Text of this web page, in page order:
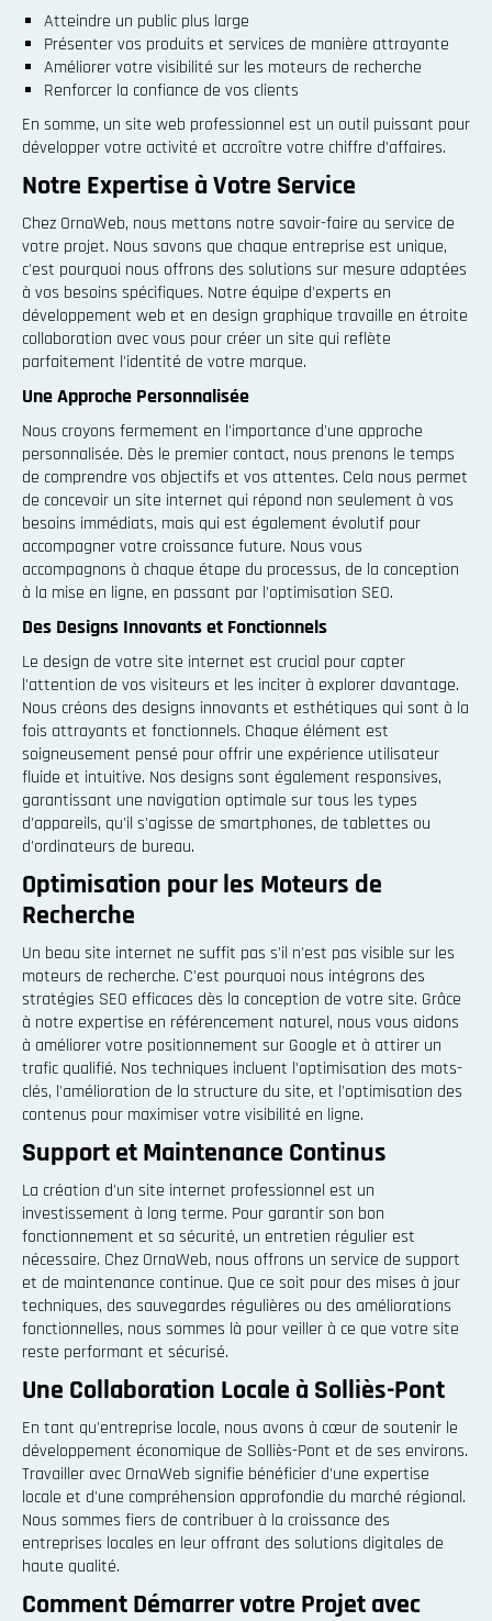
Atteindre un public plus large
Présenter vos produits et services de manière attrayante
Améliorer votre visibilité sur les moteurs de recherche
Renforcer la confiance de vos clients
En somme, un site web professionnel est un outil puissant pour
développer votre activité et accroître votre chiffre d'affaires.
Notre Expertise à Votre Service
Chez OrnaWeb, nous mettons notre savoir-faire au service de
votre projet. Nous savons que chaque entreprise est unique,
c'est pourquoi nous offrons des solutions sur mesure adaptées
à vos besoins spécifiques. Notre équipe d'experts en
développement web et en design graphique travaille en étroite
collaboration avec vous pour créer un site qui reflète
parfaitement l'identité de votre marque.
Une Approche Personnalisée
Nous croyons fermement en l'importance d'une approche
personnalisée. Dès le premier contact, nous prenons le temps
de comprendre vos objectifs et vos attentes. Cela nous permet
de concevoir un site internet qui répond non seulement à vos
besoins immédiats, mais qui est également évolutif pour
accompagner votre croissance future. Nous vous
accompagnons à chaque étape du processus, de la conception
à la mise en ligne, en passant par l'optimisation SEO.
Des Designs Innovants et Fonctionnels
Le design de votre site internet est crucial pour capter
l'attention de vos visiteurs et les inciter à explorer davantage.
Nous créons des designs innovants et esthétiques qui sont à la
fois attrayants et fonctionnels. Chaque élément est
soigneusement pensé pour offrir une expérience utilisateur
fluide et intuitive. Nos designs sont également responsives,
garantissant une navigation optimale sur tous les types
d'appareils, qu'il s'agisse de smartphones, de tablettes ou
d'ordinateurs de bureau.
Optimisation pour les Moteurs de
Recherche
Un beau site internet ne suffit pas s'il n'est pas visible sur les
moteurs de recherche. C'est pourquoi nous intégrons des
stratégies SEO efficaces dès la conception de votre site. Grâce
à notre expertise en référencement naturel, nous vous aidons
à améliorer votre positionnement sur Google et à attirer un
trafic qualifié. Nos techniques incluent l'optimisation des mots-
clés, l'amélioration de la structure du site, et l'optimisation des
contenus pour maximiser votre visibilité en ligne.
Support et Maintenance Continus
La création d'un site internet professionnel est un
investissement à long terme. Pour garantir son bon
fonctionnement et sa sécurité, un entretien régulier est
nécessaire. Chez OrnaWeb, nous offrons un service de support
et de maintenance continue. Que ce soit pour des mises à jour
techniques, des sauvegardes régulières ou des améliorations
fonctionnelles, nous sommes là pour veiller à ce que votre site
reste performant et sécurisé.
Une Collaboration Locale à Solliès-Pont
En tant qu'entreprise locale, nous avons à cœur de soutenir le
développement économique de Solliès-Pont et de ses environs.
Travailler avec OrnaWeb signifie bénéficier d'une expertise
locale et d'une compréhension approfondie du marché régional.
Nous sommes fiers de contribuer à la croissance des
entreprises locales en leur offrant des solutions digitales de
haute qualité.
Comment Démarrer votre Projet avec